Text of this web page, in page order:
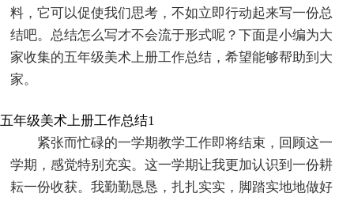
料，它可以促使我们思考，不如立即行动起来写一份总
结吧。总结怎么写才不会流于形式呢？下面是小编为大
家收集的五年级美术上册工作总结，希望能够帮助到大
家。
五年级美术上册工作总结1
紧张而忙碌的一学期教学工作即将结束，回顾这一
学期，感觉特别充实。这一学期让我更加认识到一份耕
耘一份收获。我勤勤恳恳，扎扎实实，脚踏实地地做好